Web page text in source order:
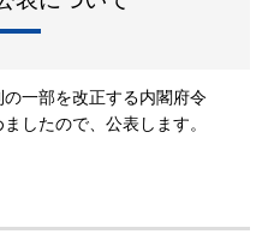
一部を改正する内閣府令
したので、公表します。